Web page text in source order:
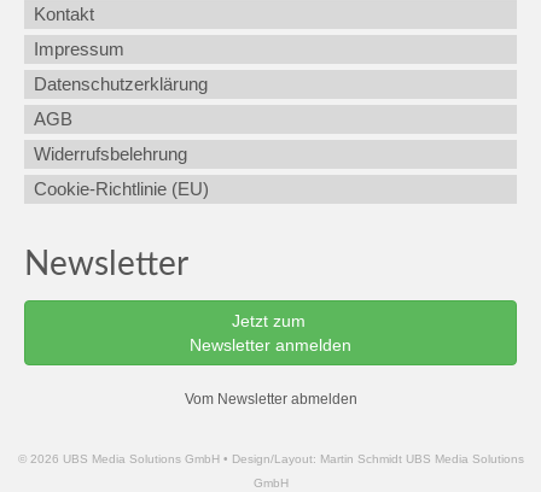
Kontakt
Impressum
Datenschutzerklärung
AGB
Widerrufsbelehrung
Cookie-Richtlinie (EU)
Newsletter
Jetzt zum
Newsletter anmelden
Vom Newsletter abmelden
© 2026 UBS Media Solutions GmbH • Design/Layout: Martin Schmidt UBS Media Solutions
GmbH